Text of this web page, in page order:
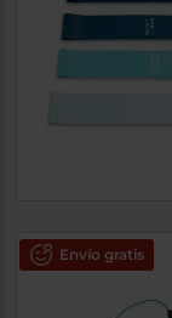
Envío gratis